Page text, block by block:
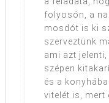
folyosón, a
mosdót is ki
szerveztünk
ami azt
szépen
és a
vitelét is, mert